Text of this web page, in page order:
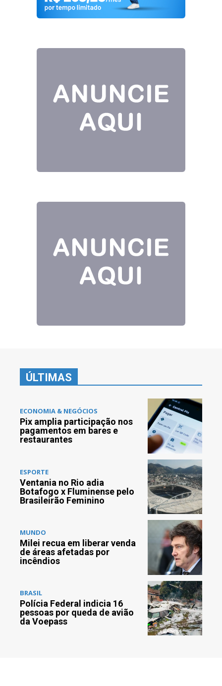
ÚLTIMAS
ECONOMIA & NEGÓCIOS
Pix amplia participação nos
pagamentos em bares e
restaurantes
ESPORTE
Ventania no Rio adia
Botafogo x Fluminense pelo
Brasileirão Feminino
MUNDO
Milei recua em liberar venda
de áreas afetadas por
incêndios
BRASIL
Polícia Federal indicia 16
pessoas por queda de avião
da Voepass